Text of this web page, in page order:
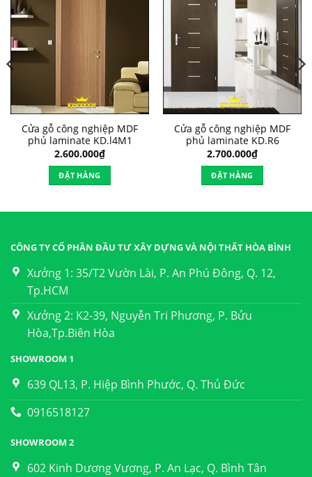
Cửa gỗ công nghiệp MDF
phủ laminate KD.l4M1
2.600.000₫
ĐẶT HÀNG
Cửa gỗ công nghiệp MDF
phủ laminate KD.R6
2.700.000₫
ĐẶT HÀNG
CÔNG TY CỔ PHẦN ĐẦU TƯ XÂY DỰNG VÀ NỘI THẤT HÒA BÌNH
Xưởng 1: 35/T2 Vườn Lài, P. An Phú Đông, Q. 12,
Tp.HCM
Xưởng 2: K2-39, Nguyễn Tri Phương, P. Bửu
Hòa,Tp.Biên Hòa
SHOWROOM 1
639 QL13, P. Hiệp Bình Phước, Q. Thủ Đức
0916518127
SHOWROOM 2
602 Kinh Dương Vương, P. An Lạc, Q. Bình Tân